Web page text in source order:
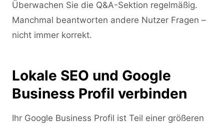
Überwachen Sie die Q&A-Sektion regelmäßig.
Manchmal beantworten andere Nutzer Fragen –
nicht immer korrekt.
Lokale SEO und Google
Business Profil verbinden
Ihr Google Business Profil ist Teil einer größeren